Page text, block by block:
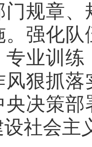
门规章
。强化
专业训
风狠抓
央决策
社会主